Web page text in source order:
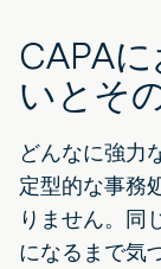
CAPA
いとそ
どんなに強力
定型的な事務
りません。同
になるまで気